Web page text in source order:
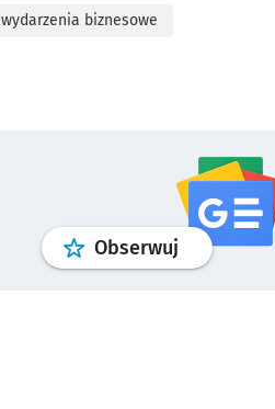
wydarzenia biznesowe
Obserwuj profil